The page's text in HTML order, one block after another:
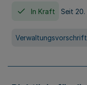
In Kraft Seit
Verwaltungsvorschrift